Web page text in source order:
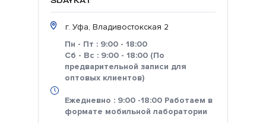
г. Уфа, Владивостокская 2
Пн - Пт : 9:00 - 18:00
Сб - Вс : 9:00 - 18:00 (По
предварительной записи для
оптовых клиентов)
Ежедневно : 9:00 -18:00 Работаем в
формате мобильной лаборатории